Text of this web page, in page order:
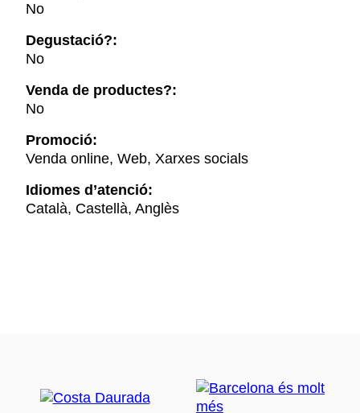
No
Degustació?:
No
Venda de productes?:
No
Promoció:
Venda online, Web, Xarxes socials
Idiomes d’atenció:
Català, Castellà, Anglès